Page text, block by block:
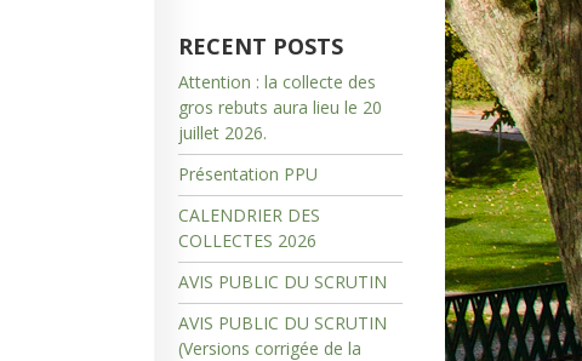
RECENT POSTS
Attention : la collecte des
gros rebuts aura lieu le 20
juillet 2026.
Présentation PPU
CALENDRIER DES
COLLECTES 2026
AVIS PUBLIC DU SCRUTIN
AVIS PUBLIC DU SCRUTIN
(Versions corrigée de la